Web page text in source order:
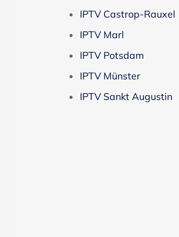
IPTV Castrop-Rauxel
IPTV Marl
IPTV Potsdam
IPTV Münster
IPTV Sankt Augustin